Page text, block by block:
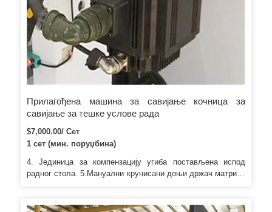
Прилагођена машина за савијање кочница за
савијање за тешке услове рада
$7,000.00/ Сет
1 сет (мин. поруџбина)
4. Јединица за компензацију угиба постављена испод
радног стола. 5.Мануални крунисани доњи држач матрице